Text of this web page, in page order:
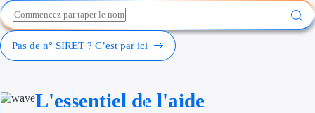
Cession
Type de financements
Pas de n° SIRET ? C’est par ici
L'essentiel de l'aide